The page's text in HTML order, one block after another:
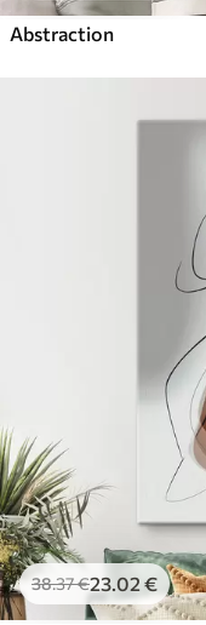
Abstraction
38.37€23.02 €